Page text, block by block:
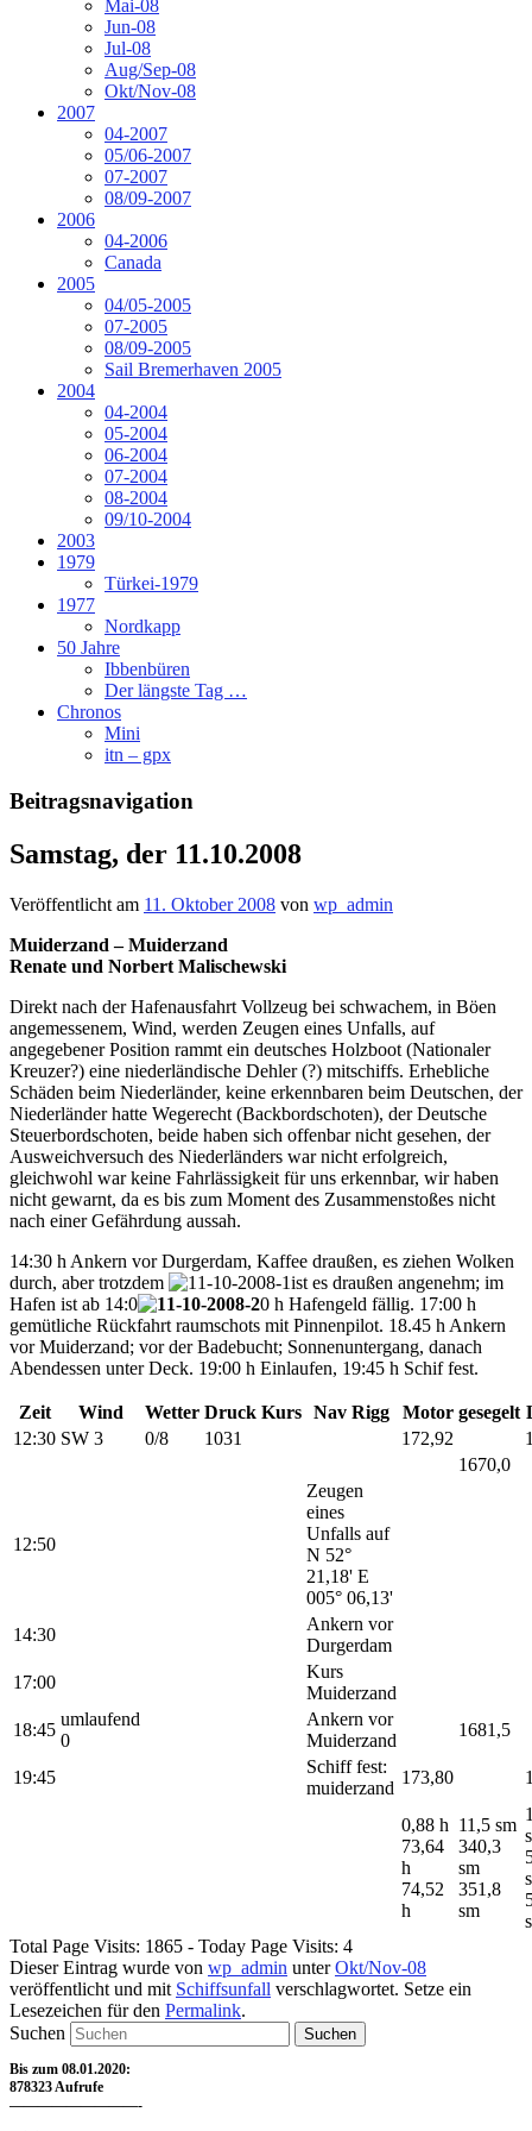
Mai-08
Jun-08
Jul-08
Aug/Sep-08
Okt/Nov-08
2007
04-2007
05/06-2007
07-2007
08/09-2007
2006
04-2006
Canada
2005
04/05-2005
07-2005
08/09-2005
Sail Bremerhaven 2005
2004
04-2004
05-2004
06-2004
07-2004
08-2004
09/10-2004
2003
1979
Türkei-1979
1977
Nordkapp
50 Jahre
Ibbenbüren
Der längste Tag …
Chronos
Mini
itn – gpx
Beitragsnavigation
Samstag, der 11.10.2008
Veröffentlicht am 11. Oktober 2008 von wp_admin
Muiderzand – Muiderzand
Renate und Norbert Malischewski
Direkt nach der Hafenausfahrt Vollzeug bei schwachem, in Böen
angemessenem, Wind, werden Zeugen eines Unfalls, auf
angegebener Position rammt ein deutsches Holzboot (Nationaler
Kreuzer?) eine niederländische Dehler (?) mitschiffs. Erhebliche
Schäden beim Niederländer, keine erkennbaren beim Deutschen, der
Niederländer hatte Wegerecht (Backbordschoten), der Deutsche
Steuerbordschoten, beide haben sich offenbar nicht gesehen, der
Ausweichversuch des Niederländers war nicht erfolgreich,
gleichwohl war keine Fahrlässigkeit für uns erkennbar, wir haben
nicht gewarnt, da es bis zum Moment des Zusammenstoßes nicht
nach einer Gefährdung aussah.
14:30 h Ankern vor Durgerdam, Kaffee draußen, es ziehen Wolken
durch, aber trotzdem
ist es draußen angenehm; im
Hafen ist ab 14:0
0 h Hafengeld fällig. 17:00 h
gemütliche Rückfahrt raumschots mit Pinnenpilot. 18.45 h Ankern
vor Muiderzand; vor der Badebucht; Sonnenuntergang, danach
Abendessen unter Deck. 19:00 h Einlaufen, 19:45 h Schif fest.
Zeit Wind Wetter Druck Kurs Nav Rigg Motor gesegelt
12:30 SW 3 0/8 1031 172,92
1670,0
12:50
Zeugen
eines
Unfalls auf
N 52°
21,18' E
005° 06,13'
14:30
Ankern vor
Durgerdam
17:00
Kurs
Muiderzand
18:45
umlaufend
0
Ankern vor
Muiderzand
1681,5
19:45
Schiff fest:
muiderzand
173,80
0,88 h
73,64
h
74,52
h
11,5 sm
340,3
sm
351,8
sm
Total Page Visits: 1865 - Today Page Visits: 4
Dieser Eintrag wurde von wp_admin unterOkt/Nov-08
veröffentlicht und mit Schiffsunfall verschlagwortet. Setze ein
Lesezeichen für den Permalink.
Suchen
Bis zum 08.01.2020:
878323 Aufrufe
—————————-